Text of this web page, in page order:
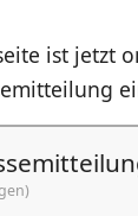
ist jetzt